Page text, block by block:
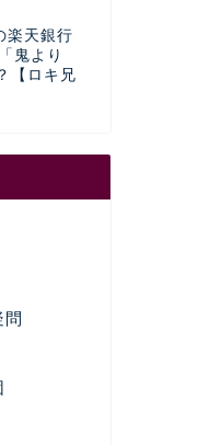
楽天銀行
鬼より
【ロキ兄